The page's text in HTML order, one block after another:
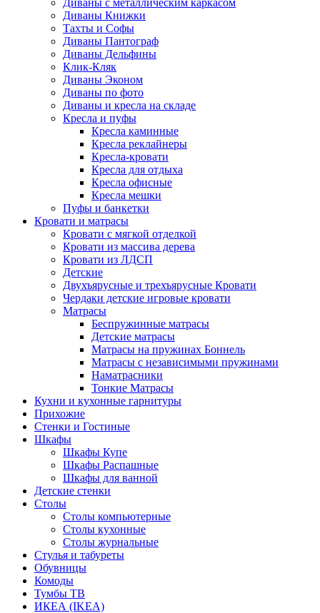
Диваны с металлическим каркасом
Диваны Книжки
Тахты и Софы
Диваны Пантограф
Диваны Дельфины
Клик-Кляк
Диваны Эконом
Диваны по фото
Диваны и кресла на складе
Кресла и пуфы
Кресла каминные
Кресла реклайнеры
Кресла-кровати
Кресла для отдыха
Кресла офисные
Кресла мешки
Пуфы и банкетки
Кровати и матрасы
Кровати с мягкой отделкой
Кровати из массива дерева
Кровати из ЛДСП
Детские
Двухъярусные и трехъярусные Кровати
Чердаки детские игровые кровати
Матрасы
Беспружинные матрасы
Детские матрасы
Матрасы на пружинах Боннель
Матрасы с независимыми пружинами
Наматрасники
Тонкие Матрасы
Кухни и кухонные гарнитуры
Прихожие
Стенки и Гостиные
Шкафы
Шкафы Купе
Шкафы Распашные
Шкафы для ванной
Детские стенки
Столы
Столы компьютерные
Столы кухонные
Столы журнальные
Стулья и табуреты
Обувницы
Комоды
Тумбы ТВ
ИКЕА (IKEA)